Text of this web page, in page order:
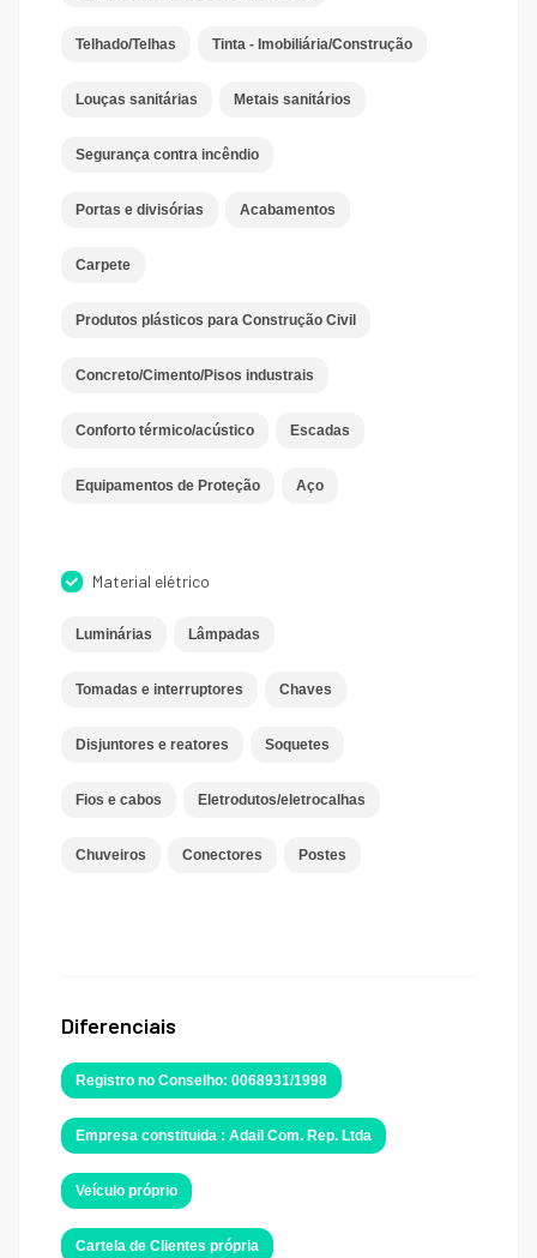
Telhado/Telhas Tinta - Imobiliária/Construção
Louças sanitárias Metais sanitários
Segurança contra incêndio
Portas e divisórias Acabamentos
Carpete
Produtos plásticos para Construção Civil
Concreto/Cimento/Pisos industrais
Conforto térmico/acústico Escadas
Equipamentos de Proteção Aço
Material elétrico
Luminárias Lâmpadas
Tomadas e interruptores Chaves
Disjuntores e reatores Soquetes
Fios e cabos Eletrodutos/eletrocalhas
Chuveiros Conectores Postes
Diferenciais
Registro no Conselho: 0068931/1998
Empresa constituida : Adail Com. Rep. Ltda
Veículo próprio
Cartela de Clientes própria